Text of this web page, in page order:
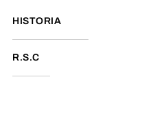
HISTORIA
R.S.C